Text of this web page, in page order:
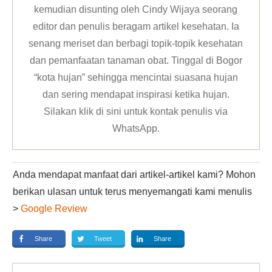
kemudian disunting oleh Cindy Wijaya seorang
editor dan penulis beragam artikel kesehatan. Ia
senang meriset dan berbagi topik-topik kesehatan
dan pemanfaatan tanaman obat. Tinggal di Bogor
“kota hujan” sehingga mencintai suasana hujan
dan sering mendapat inspirasi ketika hujan.
Silakan klikdi sini untuk kontak penulis via
WhatsApp.
Anda mendapat manfaat dari artikel-artikel kami? Mohon
berikan ulasan untuk terus menyemangati kami menulis
> Google Review
Share Tweet Share